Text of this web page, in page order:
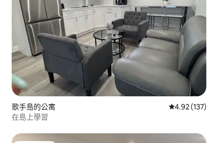
歌手島的公寓 從 137 則評價
4.92 (137)
在島上學習